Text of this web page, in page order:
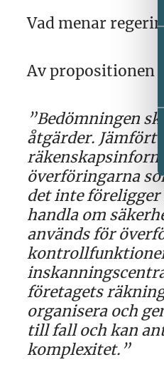
Vad menar
Av propositionen
”Bedömningen
åtgärder. Jämfört
överföringarna
det inte
handla om
används för
företagets
organisera och
till fall och kan
komplexitet.”